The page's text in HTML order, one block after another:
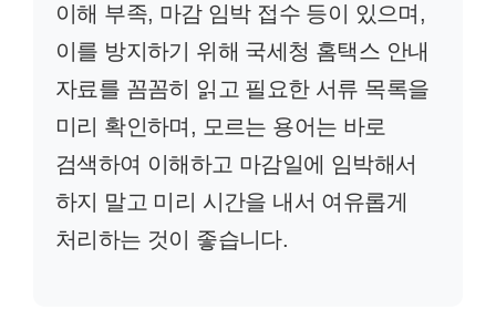
이해 부족, 마감 임박 접수 등이 있으며,
이를 방지하기 위해 국세청 홈택스 안내
자료를 꼼꼼히 읽고 필요한 서류 목록을
미리 확인하며, 모르는 용어는 바로
검색하여 이해하고 마감일에 임박해서
하지 말고 미리 시간을 내서 여유롭게
처리하는 것이 좋습니다.